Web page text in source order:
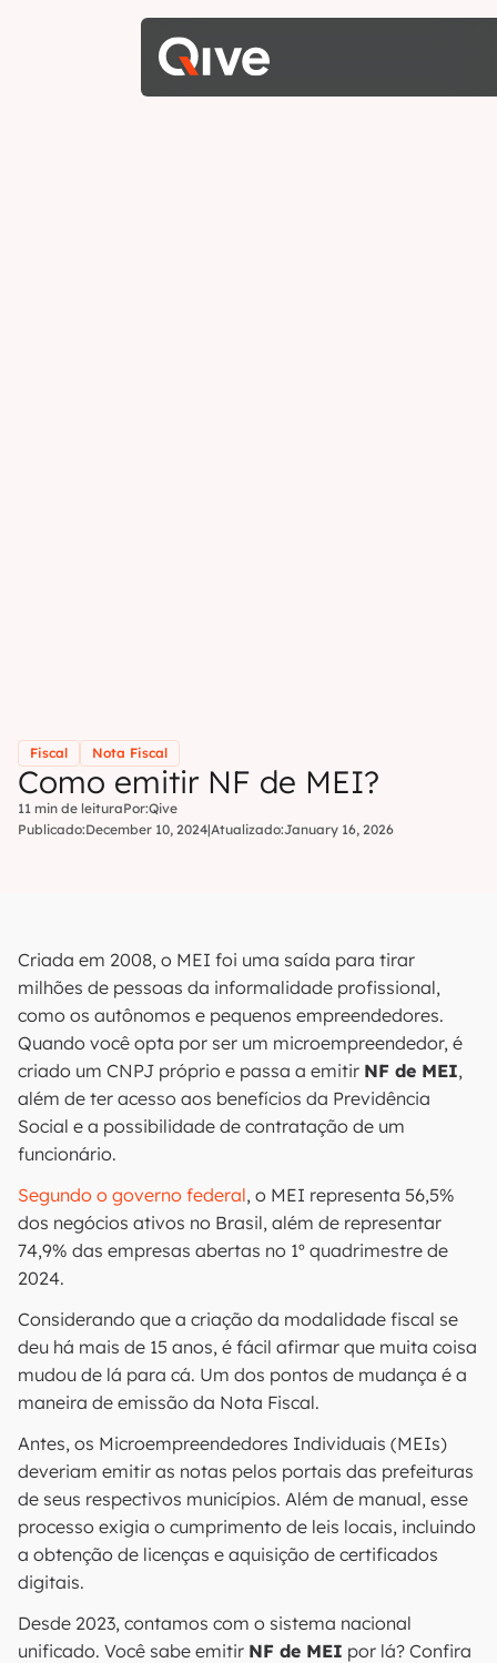
Fiscal Nota Fiscal
Como emitir NF de MEI?
11 min de leituraPor:Qive
Publicado:December 10, 2024|Atualizado:January 16, 2026
Criada em 2008, o MEI foi uma saída para tirar
milhões de pessoas da informalidade profissional,
como os autônomos e pequenos empreendedores.
Quando você opta por ser um microempreendedor, é
criado um CNPJ próprio e passa a emitir NF de MEI,
além de ter acesso aos benefícios da Previdência
Social e a possibilidade de contratação de um
funcionário.
Segundo o governo federal, o MEI representa 56,5%
dos negócios ativos no Brasil, além de representar
74,9% das empresas abertas no 1º quadrimestre de
2024.
Considerando que a criação da modalidade fiscal se
deu há mais de 15 anos, é fácil afirmar que muita coisa
mudou de lá para cá. Um dos pontos de mudança é a
maneira de emissão da Nota Fiscal.
Antes, os Microempreendedores Individuais (MEIs)
deveriam emitir as notas pelos portais das prefeituras
de seus respectivos municípios. Além de manual, esse
processo exigia o cumprimento de leis locais, incluindo
a obtenção de licenças e aquisição de certificados
digitais.
Desde 2023, contamos com o sistema nacional
unificado. Você sabe emitir NF de MEI por lá? Confira